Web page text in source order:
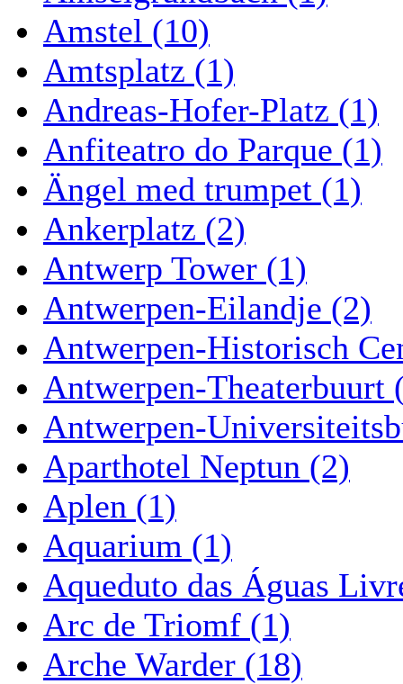
Amstel (10)
Amtsplatz (1)
Andreas-Hofer-Platz (1)
Anfiteatro do Parque (1)
Ängel med trumpet (1)
Ankerplatz (2)
Antwerp Tower (1)
Antwerpen-Eilandje (2)
Antwerpen-Historisch
Antwerpen-Theaterbuurt
Antwerpen-
Aparthotel Neptun (2)
Aplen (1)
Aquarium (1)
Aqueduto das Águas
Arc de Triomf (1)
Arche Warder (18)